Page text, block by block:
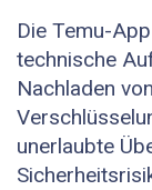
Die Temu-
technische
Nachladen
unerlaubte